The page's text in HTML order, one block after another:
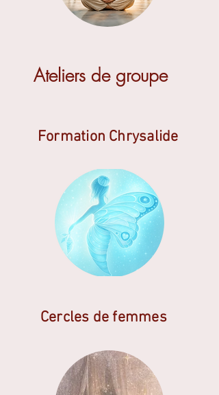
Ateliers de groupe
Formation Chrysalide
Cercles de femmes